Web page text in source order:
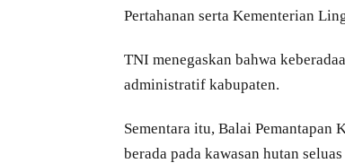
Pertahanan serta Kementerian
TNI menegaskan bahwa
administratif kabupaten.
Sementara itu, Balai Pemantapan
berada pada kawasan hutan